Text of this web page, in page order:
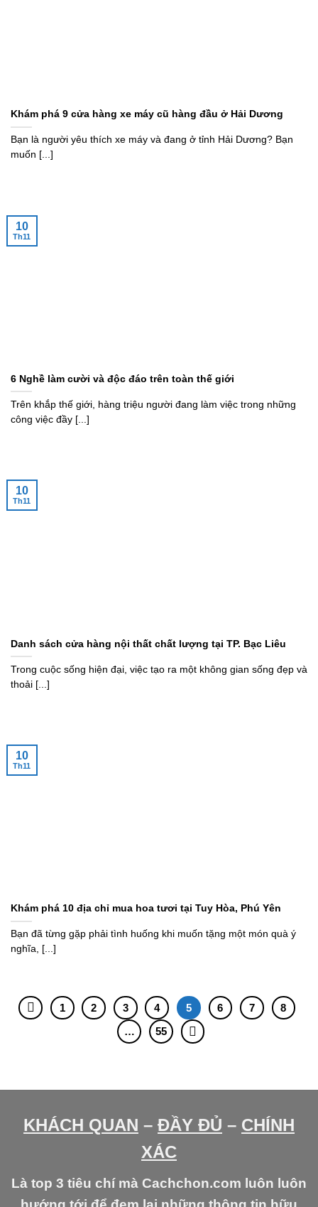
Khám phá 9 cửa hàng xe máy cũ hàng đầu ở Hải Dương
Bạn là người yêu thích xe máy và đang ở tỉnh Hải Dương? Bạn
muốn [...]
6 Nghề làm cười và độc đáo trên toàn thế giới
Trên khắp thế giới, hàng triệu người đang làm việc trong những
công việc đầy [...]
10
Th11
Danh sách cửa hàng nội thất chất lượng tại TP. Bạc Liêu
Trong cuộc sống hiện đại, việc tạo ra một không gian sống đẹp và
thoải [...]
10
Th11
Khám phá 10 địa chỉ mua hoa tươi tại Tuy Hòa, Phú Yên
Bạn đã từng gặp phải tình huống khi muốn tặng một món quà ý
nghĩa, [...]
10
Th11
1 2 3 4 5 6 7
8
…
55
KHÁCH QUAN – ĐẦY ĐỦ – CHÍNH
XÁC
Là top 3 tiêu chí mà Cachchon.com luôn luôn